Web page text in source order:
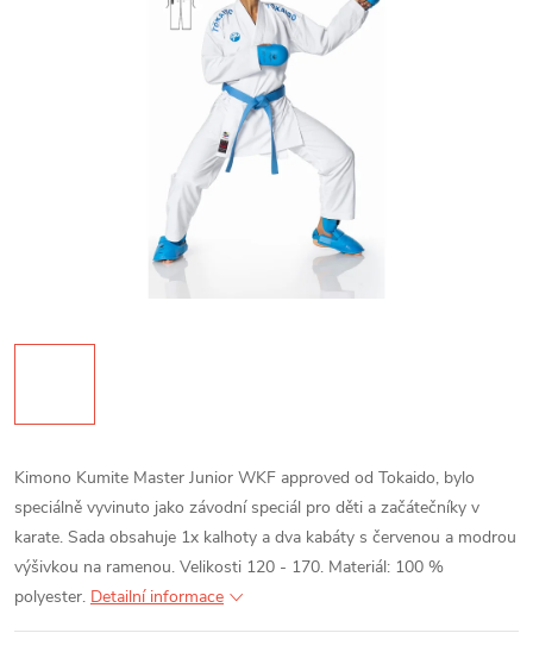
Kimono Kumite Master Junior WKF approved od Tokaido, bylo
speciálně vyvinuto jako závodní speciál pro děti a začátečníky v
karate. Sada obsahuje 1x kalhoty a dva kabáty s červenou a modrou
výšivkou na ramenou. Velikosti 120 - 170. Materiál: 100 %
polyester. Detailní informace